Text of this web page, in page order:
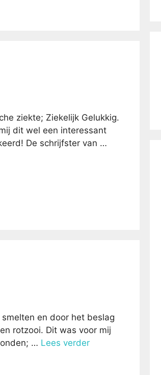
ziekte; Ziekelijk Gelukkig.
dit wel een interessant
De schrijfster van …
en door het beslag
rotzooi. Dit was voor mij
… Lees verder